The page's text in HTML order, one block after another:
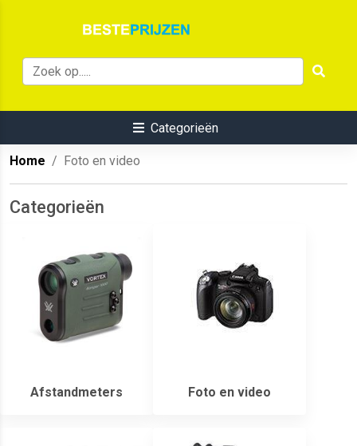
Categorieën
Home Foto en video
Categorieën
Afstandmeters Foto en video